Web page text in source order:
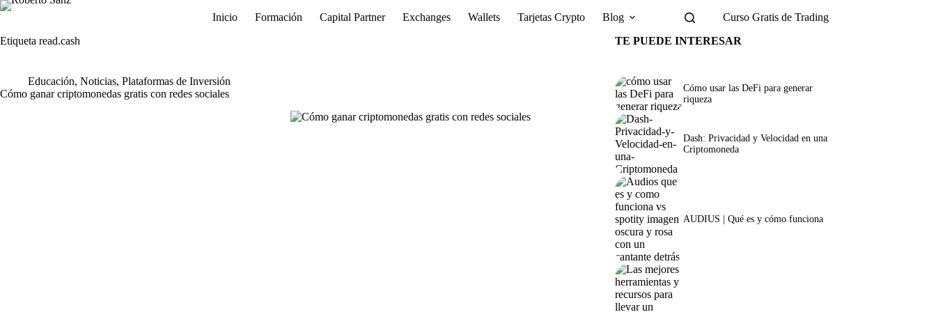
Saltar
Inicio Formación Capital Partner Exchanges Wallets Tarjetas Crypto Blog
Curso Gratis de Trading
Etiqueta read.cash
Educación, Noticias, Plataformas de Inversión
Cómo ganar criptomonedas gratis con redes sociales
TE PUEDE INTERESAR
Cómo usar las DeFi para generar
riqueza
Dash: Privacidad y Velocidad en una
Criptomoneda
AUDIUS | Qué es y cómo funciona